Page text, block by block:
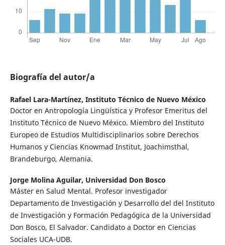
Biografía del autor/a
Rafael Lara-Martínez, Instituto Técnico de Nuevo México
Doctor en Antropología Lingüística y Profesor Emeritus del
Instituto Técnico de Nuevo México. Miembro del Instituto
Europeo de Estudios Multidisciplinarios sobre Derechos
Humanos y Ciencias Knowmad Institut, Joachimsthal,
Brandeburgo, Alemania.
Jorge Molina Aguilar, Universidad Don Bosco
Máster en Salud Mental. Profesor investigador
Departamento de Investigación y Desarrollo del del Instituto
de Investigación y Formación Pedagógica de la Universidad
Don Bosco, El Salvador. Candidato a Doctor en Ciencias
Sociales UCA-UDB.